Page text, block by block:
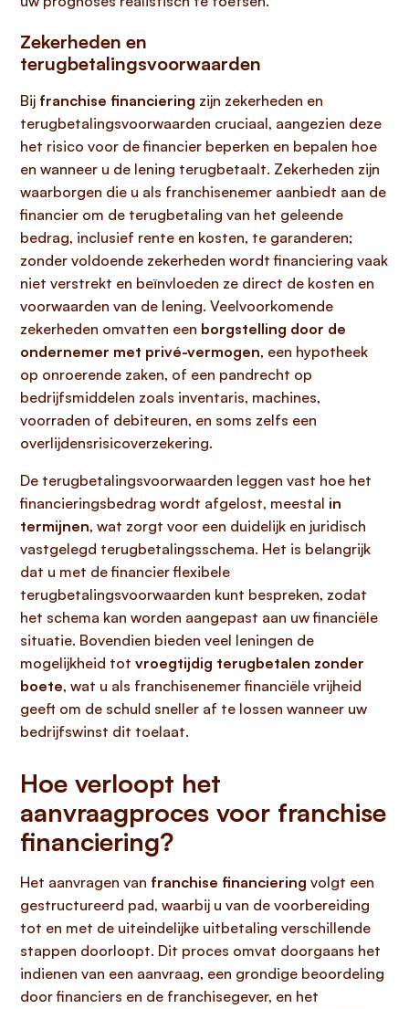
Zekerheden en
terugbetalingsvoorwaarden
Bij franchise financiering zijn zekerheden en
terugbetalingsvoorwaarden cruciaal, aangezien deze
het risico voor de financier beperken en bepalen hoe
en wanneer u de lening terugbetaalt. Zekerheden zijn
waarborgen die u als franchisenemer aanbiedt aan de
financier om de terugbetaling van het geleende
bedrag, inclusief rente en kosten, te garanderen;
zonder voldoende zekerheden wordt financiering vaak
niet verstrekt en beïnvloeden ze direct de kosten en
voorwaarden van de lening. Veelvoorkomende
zekerheden omvatten een borgstelling door de
ondernemer met privé-vermogen, een hypotheek
op onroerende zaken, of een pandrecht op
bedrijfsmiddelen zoals inventaris, machines,
voorraden of debiteuren, en soms zelfs een
overlijdensrisicoverzekering.
De terugbetalingsvoorwaarden leggen vast hoe het
financieringsbedrag wordt afgelost, meestal in
termijnen, wat zorgt voor een duidelijk en juridisch
vastgelegd terugbetalingsschema. Het is belangrijk
dat u met de financier flexibele
terugbetalingsvoorwaarden kunt bespreken, zodat
het schema kan worden aangepast aan uw financiële
situatie. Bovendien bieden veel leningen de
mogelijkheid tot vroegtijdig terugbetalen zonder
boete, wat u als franchisenemer financiële vrijheid
geeft om de schuld sneller af te lossen wanneer uw
bedrijfswinst dit toelaat.
Hoe verloopt het
aanvraagproces voor franchise
financiering?
Het aanvragen van franchise financiering volgt een
gestructureerd pad, waarbij u van de voorbereiding
tot en met de uiteindelijke uitbetaling verschillende
stappen doorloopt. Dit proces omvat doorgaans het
indienen van een aanvraag, een grondige beoordeling
door financiers en de franchisegever, en het